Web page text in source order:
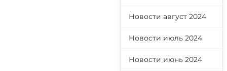
Новости август 2024
Новости июль 2024
Новости июнь 2024